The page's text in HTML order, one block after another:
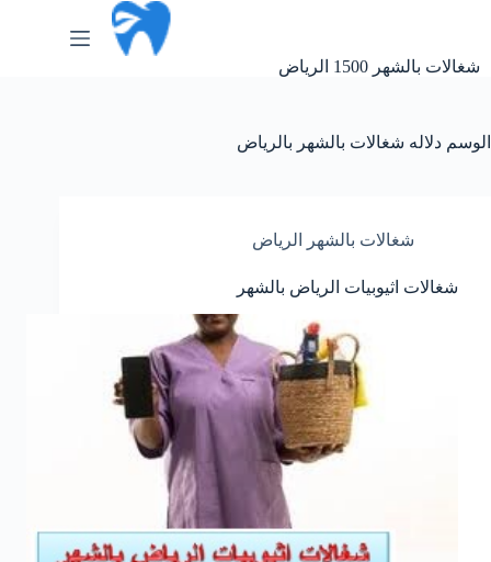
شغالات بالشهر 1500 الرياض
الوسم دلاله شغالات بالشهر بالرياض
شغالات بالشهر الرياض
شغالات اثيوبيات الرياض بالشهر